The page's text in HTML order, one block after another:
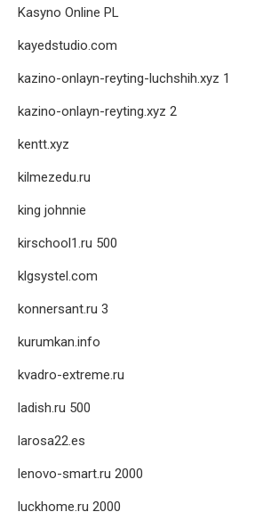
Kasyno Online PL
kayedstudio.com
kazino-onlayn-reyting-luchshih.xyz 1
kazino-onlayn-reyting.xyz 2
kentt.xyz
kilmezedu.ru
king johnnie
kirschool1.ru 500
klgsystel.com
konnersant.ru 3
kurumkan.info
kvadro-extreme.ru
ladish.ru 500
larosa22.es
lenovo-smart.ru 2000
luckhome.ru 2000